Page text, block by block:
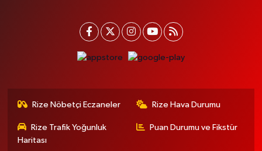
Rize Nöbetçi Eczaneler Rize Hava Durumu
Rize Trafik Yoğunluk
Haritası
Puan Durumu ve Fikstür